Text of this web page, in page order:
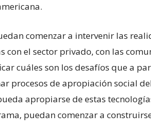
comenzar a intervenir las
con el sector privado, con las
cuáles son los desafíos que a
procesos de apropiación social
apropiarse de estas
puedan comenzar a